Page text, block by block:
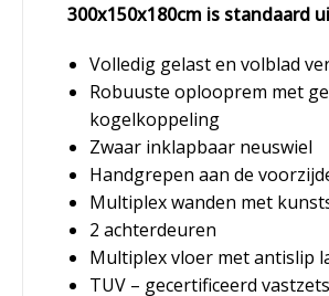
300x150x180cm is standaard
Volledig gelast en volblad
Robuuste oplooprem met
kogelkoppeling
Zwaar inklapbaar neuswiel
Handgrepen aan de
Multiplex wanden met
2 achterdeuren
Multiplex vloer met antislip
TUV – gecertificeerd